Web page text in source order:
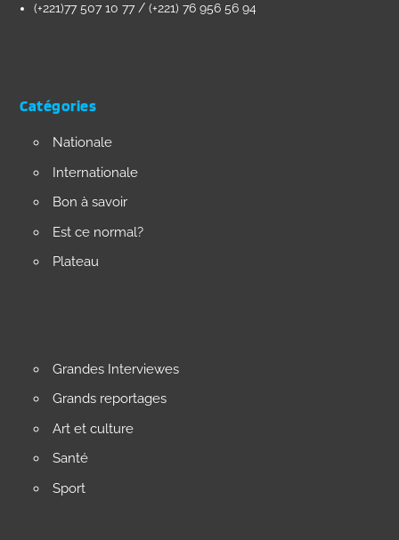
(+221)77 507 10 77 / (+221) 76 956 56 94
Catégories
Nationale
Internationale
Bon à savoir
Est ce normal?
Plateau
Grandes Interviewes
Grands reportages
Art et culture
Santé
Sport